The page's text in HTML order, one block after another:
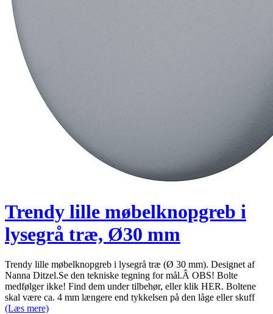
Trendy lille møbelknopgreb i
lysegrå træ, Ø30 mm
Trendy lille møbelknopgreb i lysegrå træ (Ø 30 mm). Designet af
Nanna Ditzel.Se den tekniske tegning for mål.Â OBS! Bolte
medfølger ikke! Find dem under tilbehør, eller klik HER. Boltene
skal være ca. 4 mm længere end tykkelsen på den låge eller skuff
(Læs mere)